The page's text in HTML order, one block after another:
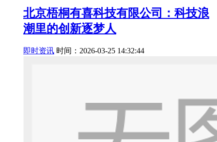
北京梧桐有喜科技有限公司：科技浪
潮里的创新逐梦人
即时资讯 时间：2026-03-25 14:32:44